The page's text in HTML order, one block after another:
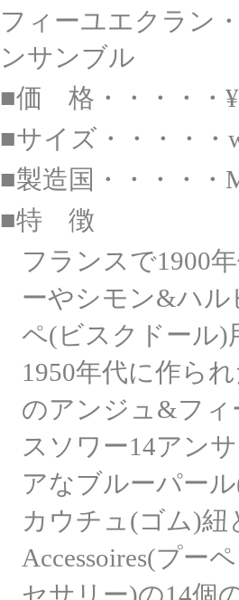
フィーユエクラン
ンサンブル
■価 格・・・・・¥
■サイズ・・・・・
■製造国・・・・・
■特 徴
フランスで1900
ーやシモン&ハ
ペ(ビスクドール)
1950年代に作ら
のアンジュ&フ
スソワー14アン
アなブルーパー
カウチュ(ゴム)紐
Accessoires(プー